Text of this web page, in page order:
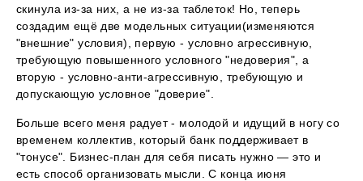
скинула из-за них, а не из-за таблеток! Но, теперь
создадим ещё две модельных ситуации(изменяются
"внешние" условия), первую - условно агрессивную,
требующую повышенного условного "недоверия", а
вторую - условно-анти-агрессивную, требующую и
допускающую условное "доверие".
Больше всего меня радует - молодой и идущий в ногу со
временем коллектив, который банк поддерживает в
"тонусе". Бизнес-план для себя писать нужно — это и
есть способ организовать мысли. С конца июня